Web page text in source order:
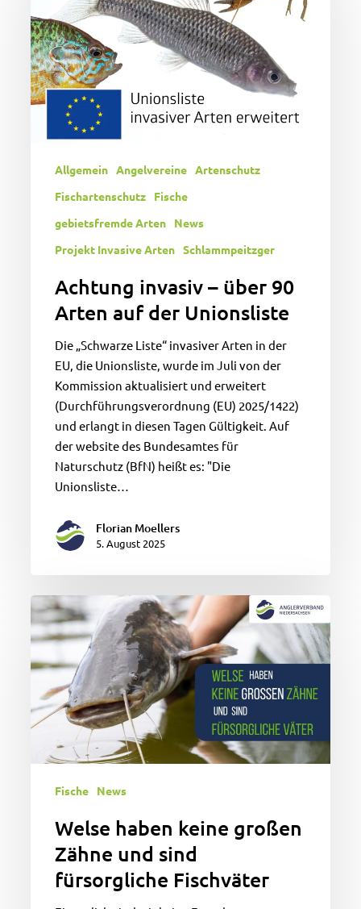
über
90
Arten
auf
der
Unionsliste
Allgemein Angelvereine Artenschutz
Fischartenschutz
Fische
gebietsfremde Arten
News
Projekt Invasive Arten Schlammpeitzger
Achtung invasiv – über 90
Arten auf der Unionsliste
Die „Schwarze Liste“ invasiver Arten in der
EU, die Unionsliste, wurde im Juli von der
Kommission aktualisiert und erweitert
(Durchführungsverordnung (EU) 2025/1422)
und erlangt in diesen Tagen Gültigkeit. Auf
der website des Bundesamtes für
Naturschutz (BfN) heißt es: "Die
Unionsliste…
Florian Moellers
5. August 2025
Welse
haben
keine
großen
Zähne
und
sind
fürsorgliche
Fischväter
Fische News
Welse haben keine großen
Zähne und sind
fürsorgliche Fischväter